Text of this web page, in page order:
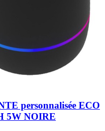
personnalisée ECO
5W NOIRE